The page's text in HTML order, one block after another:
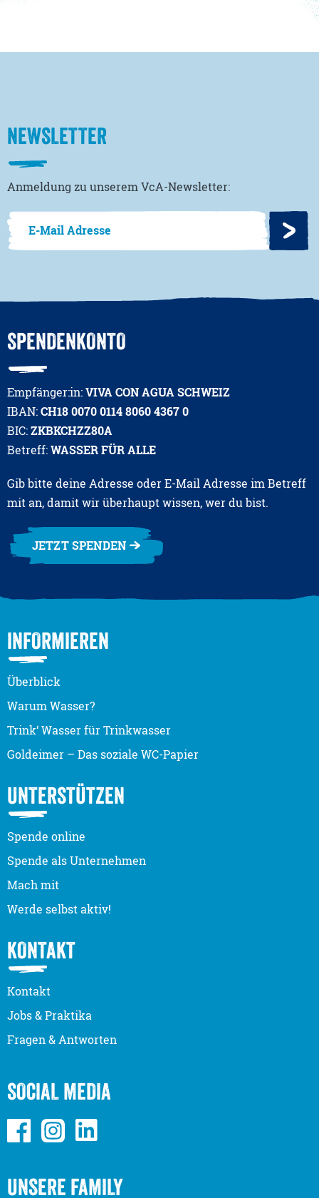
NEWSLETTER
Anmeldung zu unserem VcA-Newsletter:
SPENDENKONTO
Empfänger:in:VIVA CON AGUA SCHWEIZ
IBAN:CH18 0070 0114 8060 4367 0
BIC:ZKBKCHZZ80A
Betreff:WASSER FÜR ALLE
Gib bitte deine Adresse oder E-Mail Adresse im Betreff
mit an, damit wir überhaupt wissen, wer du bist.
JETZT SPENDEN
INFORMIEREN
Überblick
Warum Wasser?
Trink‘ Wasser für Trinkwasser
Goldeimer – Das soziale WC-Papier
UNTERSTÜTZEN
Spende online
Spende als Unternehmen
Mach mit
Werde selbst aktiv!
KONTAKT
Kontakt
Jobs & Praktika
Fragen & Antworten
SOCIAL MEDIA
UNSERE FAMILY